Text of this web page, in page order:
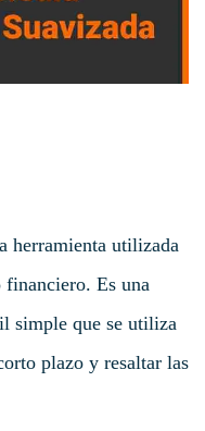
herramienta utilizada
financiero. Es una
simple que se utiliza
plazo y resaltar las